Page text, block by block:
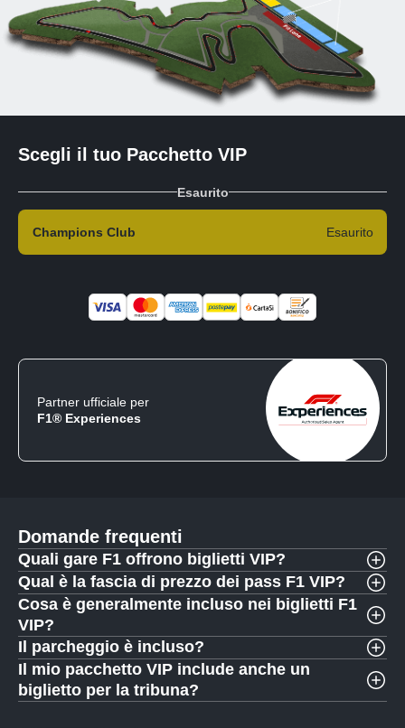
Scegli il tuo Pacchetto VIP
Esaurito
Champions Club Esaurito
Partner ufficiale per
F1® Experiences
Domande frequenti
Quali gare F1 offrono biglietti VIP?
Qual è la fascia di prezzo dei pass F1 VIP?
Cosa è generalmente incluso nei biglietti F1
VIP?
Il parcheggio è incluso?
Il mio pacchetto VIP include anche un
biglietto per la tribuna?